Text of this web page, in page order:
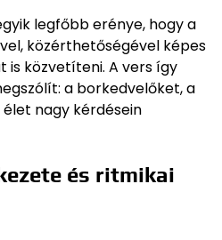
legfőbb erénye, hogy a
közérthetőségével képes
közvetíteni. A vers így
a borkedvelőket, a
nagy kérdésein
és ritmikai